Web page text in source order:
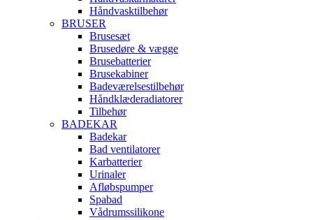
Håndvasktilbehør
BRUSER
Brusesæt
Brusedøre & vægge
Brusebatterier
Brusekabiner
Badeværelsestilbehør
Håndklæderadiatorer
Tilbehør
BADEKAR
Badekar
Bad ventilatorer
Karbatterier
Urinaler
Afløbspumper
Spabad
Vådrumssilikone